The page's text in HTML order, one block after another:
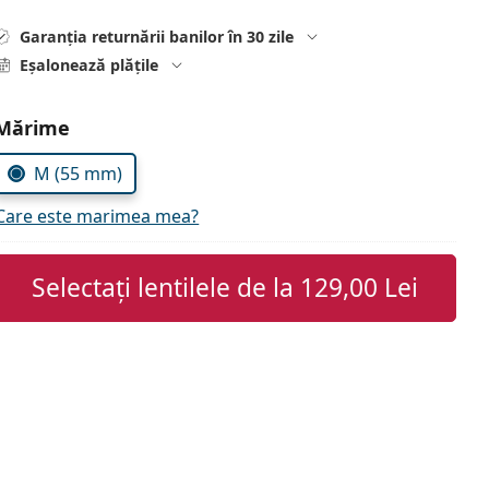
Garanția returnării banilor în 30 zile
Eșalonează plățile
parametrii
M (55 mm)
este marimea mea?
Selectați lentilele de la 129,00 Lei